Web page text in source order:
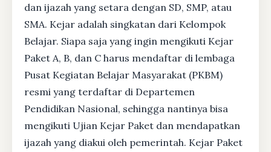
dan ijazah yang setara dengan SD, SMP, atau
SMA. Kejar adalah singkatan dari Kelompok
Belajar. Siapa saja yang ingin mengikuti Kejar
Paket A, B, dan C harus mendaftar di lembaga
Pusat Kegiatan Belajar Masyarakat (PKBM)
resmi yang terdaftar di Departemen
Pendidikan Nasional, sehingga nantinya bisa
mengikuti Ujian Kejar Paket dan mendapatkan
ijazah yang diakui oleh pemerintah. Kejar Paket